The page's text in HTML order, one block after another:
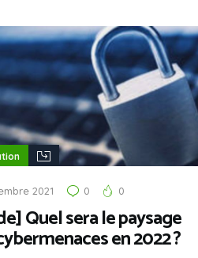
2021 0 0
Quel sera le paysage
en 2022 ?